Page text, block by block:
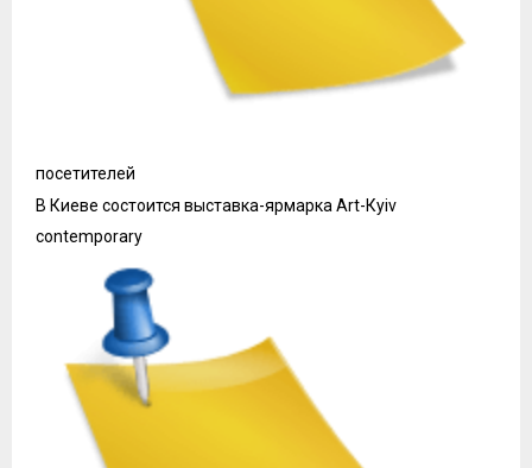
посетителей
В Киеве состоится выставка-ярмарка Art-Кyiv
contemporary